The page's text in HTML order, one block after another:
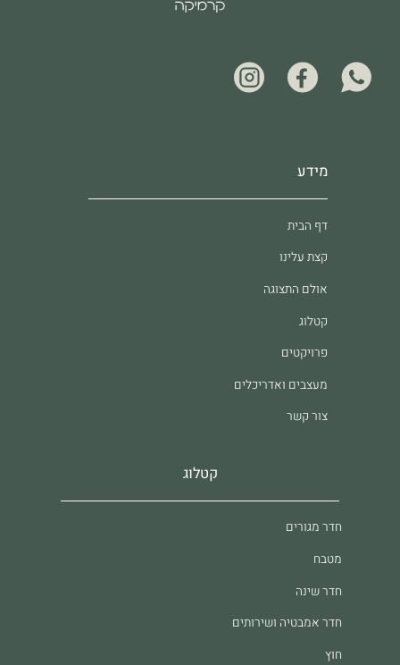
מידע
דף הבית
קצת עלינו
אולם התצוגה
קטלוג
פרויקטים
מעצבים ואדריכלים
צור קשר
קטלוג
חדר מגורים
מטבח
חדר שינה
חדר אמבטיה ושירותים
חוץ